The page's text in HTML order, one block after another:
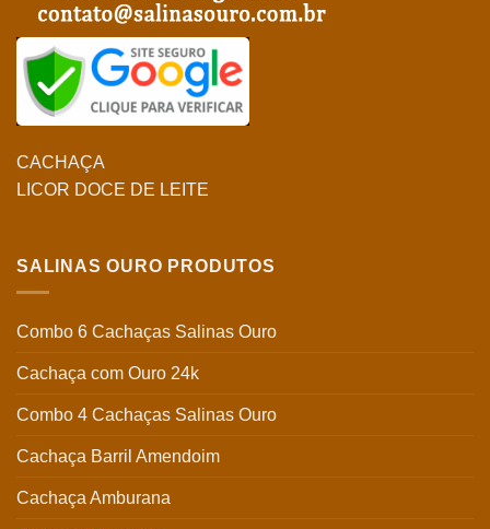
CACHAÇA
LICOR DOCE DE LEITE
SALINAS OURO PRODUTOS
Combo 6 Cachaças Salinas Ouro
Cachaça com Ouro 24k
Combo 4 Cachaças Salinas Ouro
Cachaça Barril Amendoim
Cachaça Amburana